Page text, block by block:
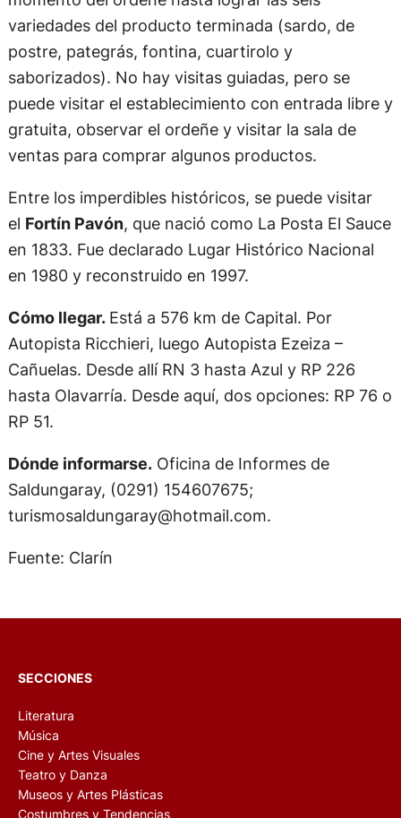
variedades del producto terminada (sardo, de
postre, pategrás, fontina, cuartirolo y
saborizados). No hay visitas guiadas, pero se
puede visitar el establecimiento con entrada libre y
gratuita, observar el ordeñe y visitar la sala de
ventas para comprar algunos productos.
Entre los imperdibles históricos, se puede visitar
el Fortín Pavón, que nació como La Posta El Sauce
en 1833. Fue declarado Lugar Histórico Nacional
en 1980 y reconstruido en 1997.
Cómo llegar. Está a 576 km de Capital. Por
Autopista Ricchieri, luego Autopista Ezeiza –
Cañuelas. Desde allí RN 3 hasta Azul y RP 226
hasta Olavarría. Desde aquí, dos opciones: RP 76 o
RP 51.
Dónde informarse.Oficina de Informes de
Saldungaray, (0291) 154607675;
turismosaldungaray@hotmail.com.
Fuente: Clarín
SECCIONES
Literatura
Música
Cine y Artes Visuales
Teatro y Danza
Museos y Artes Plásticas
Costumbres y Tendencias